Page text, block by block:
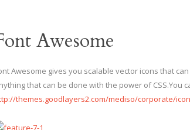
Awesome
Awesome gives you scalable vector icons that
that can be done with the power of CSS.You
themes.goodlayers2.com/mediso/corporate/